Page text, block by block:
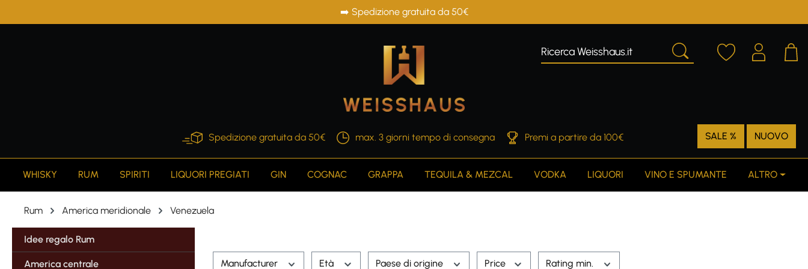
➡️ Spedizione gratuita da 50€
Spedizione gratuita da 50€ max. 3 giorni tempo di consegna Premi a partire da 100€ SALE % NUOVO
WHISKY RUM SPIRITI LIQUORI PREGIATI GIN COGNAC GRAPPA TEQUILA & MEZCAL VODKA LIQUORI VINO E SPUMANTE ALTRO
Rum America meridionale Venezuela
Idee regalo Rum
America centrale Manufacturer Età Paese di origine Price Rating min.